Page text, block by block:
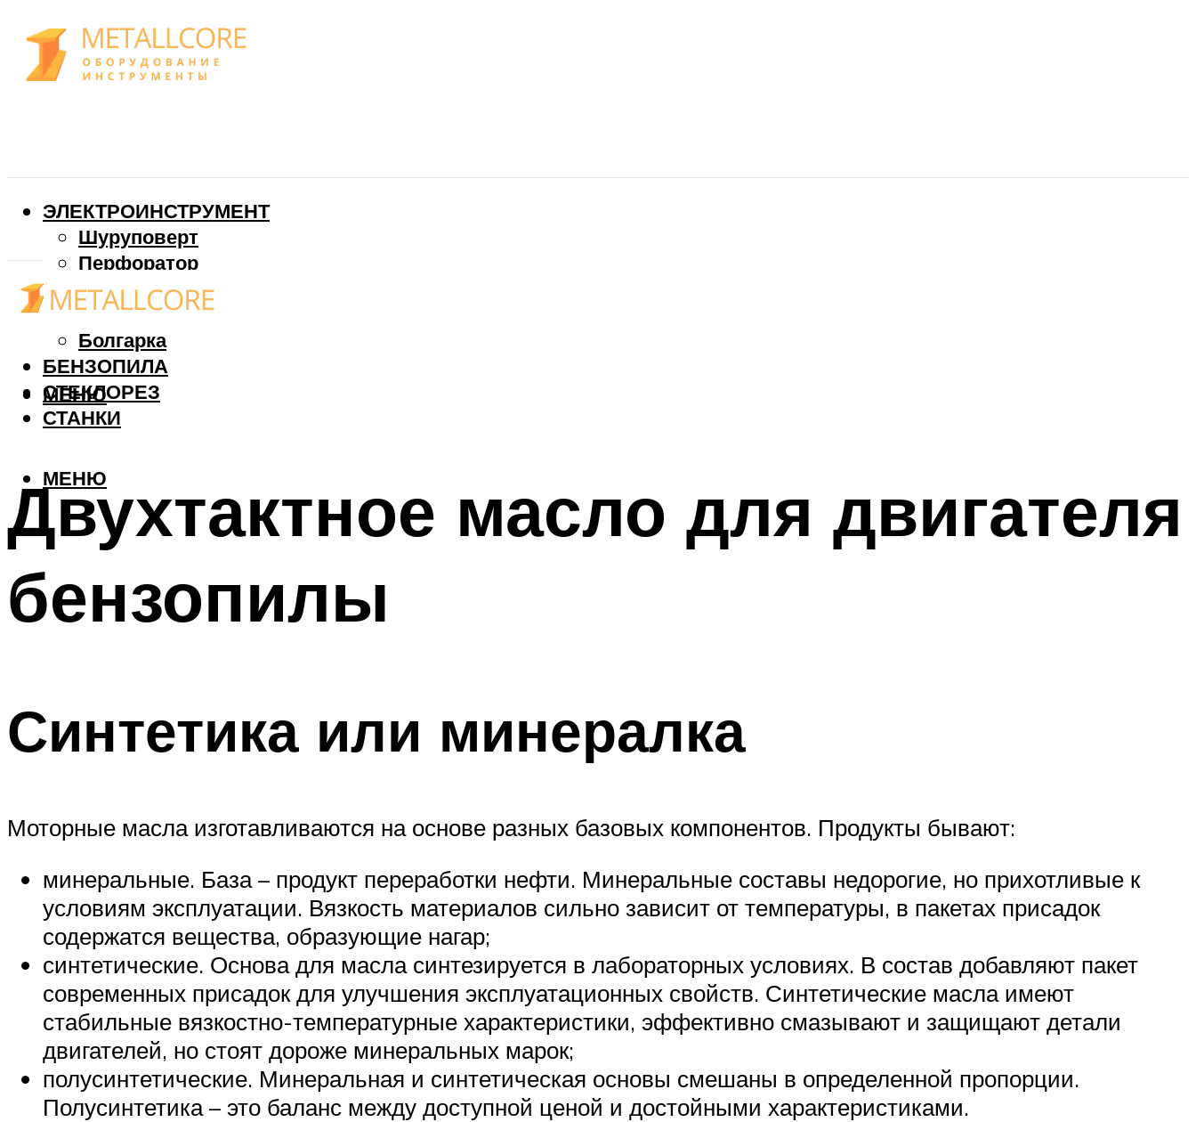
ЭЛЕКТРОИНСТРУМЕНТ
Шуруповерт
Перфоратор
Дрель
Фрезер
Болгарка
БЕНЗОПИЛА
СТЕКЛОРЕЗ
СТАНКИ
МЕНЮ
МЕНЮ
Двухтактное масло для двигателя
бензопилы
Синтетика или минералка
Моторные масла изготавливаются на основе разных базовых компонентов. Продукты бывают:
минеральные. База – продукт переработки нефти. Минеральные составы недорогие, но прихотливые к
условиям эксплуатации. Вязкость материалов сильно зависит от температуры, в пакетах присадок
содержатся вещества, образующие нагар;
синтетические. Основа для масла синтезируется в лабораторных условиях. В состав добавляют пакет
современных присадок для улучшения эксплуатационных свойств. Синтетические масла имеют
стабильные вязкостно-температурные характеристики, эффективно смазывают и защищают детали
двигателей, но стоят дороже минеральных марок;
полусинтетические. Минеральная и синтетическая основы смешаны в определенной пропорции.
Полусинтетика – это баланс между доступной ценой и достойными характеристиками.